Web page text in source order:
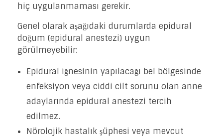
hiç uygulanmaması gerekir.
Genel olarak aşağıdaki durumlarda epidural
doğum (epidural anestezi) uygun
görülmeyebilir:
Epidural iğnesinin yapılacağı bel bölgesinde
enfeksiyon veya ciddi cilt sorunu olan anne
adaylarında epidural anestezi tercih
edilmez.
Nörolojik hastalık şüphesi veya mevcut